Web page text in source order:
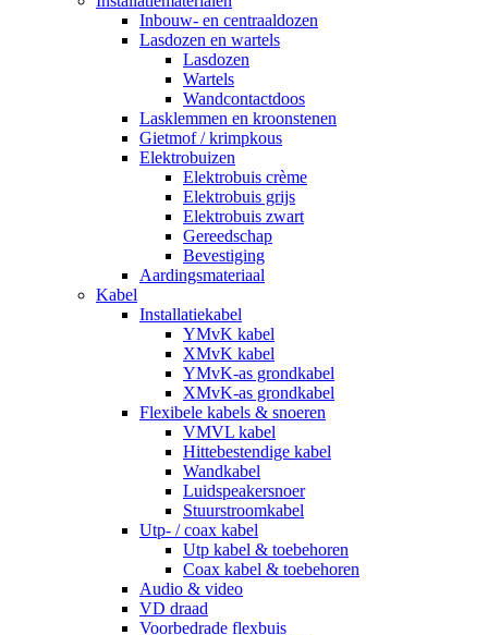
Inbouw- en centraaldozen
Lasdozen en wartels
Lasdozen
Wartels
Wandcontactdoos
Lasklemmen en kroonstenen
Gietmof / krimpkous
Elektrobuizen
Elektrobuis crème
Elektrobuis grijs
Elektrobuis zwart
Gereedschap
Bevestiging
Aardingsmateriaal
Kabel
Installatiekabel
YMvK kabel
XMvK kabel
YMvK-as grondkabel
XMvK-as grondkabel
Flexibele kabels & snoeren
VMVL kabel
Hittebestendige kabel
Wandkabel
Luidspeakersnoer
Stuurstroomkabel
Utp- / coax kabel
Utp kabel & toebehoren
Coax kabel & toebehoren
Audio & video
VD draad
Voorbedrade flexbuis